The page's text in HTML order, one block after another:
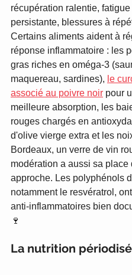
récupération ralentie, fatigue
persistante, blessures à
Certains aliments aident à
réponse inflammatoire : les
gras riches en oméga-3
maquereau, sardines), le
associé au poivre noir pour
meilleure absorption, les
rouges chargés en
d'olive vierge extra et les
Bordeaux, un verre de vin
modération a aussi sa place
approche. Les polyphénols
notamment le resvératrol,
anti-inflammatoires bien
🍷
La nutrition